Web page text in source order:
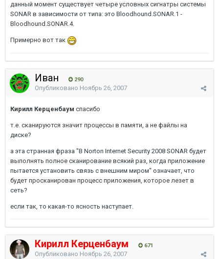
данный момент существует четыре условных сигнатры системы
SONAR в зависимости от типа: это Bloodhound.SONAR.1 -
Bloodhound.SONAR.4.
Примерно вот так
Иван 290
Опубликовано Ноябрь 26, 2007
Кирилл Керценбаум спасибо
т.е. сканируются значит процессы в памяти, а не файлы на
диске?
а эта странная фраза "В Norton Internet Security 2008 SONAR будет
выполнять полное сканирование всякий раз, когда приложение
пытается установить связь с внешним миром" означает, что
будет просканирован процесс приложения, которое лезет в
сеть?
если так, то какая-то ясность наступает.
Кирилл Керценбаум 671
Опубликовано Ноябрь 26, 2007